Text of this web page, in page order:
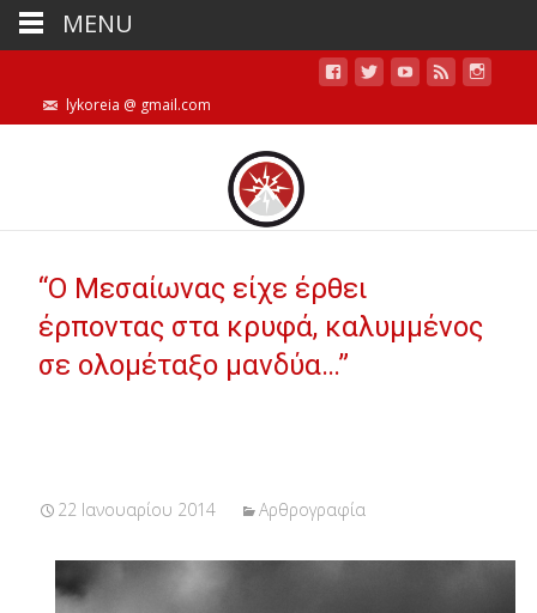
lykoreia @ gmail.com
“Ο Μεσαίωνας είχε έρθει
έρποντας στα κρυφά, καλυμμένος
σε ολομέταξο μανδύα…”
22 Ιανουαρίου 2014 Αρθρογραφία
MENU